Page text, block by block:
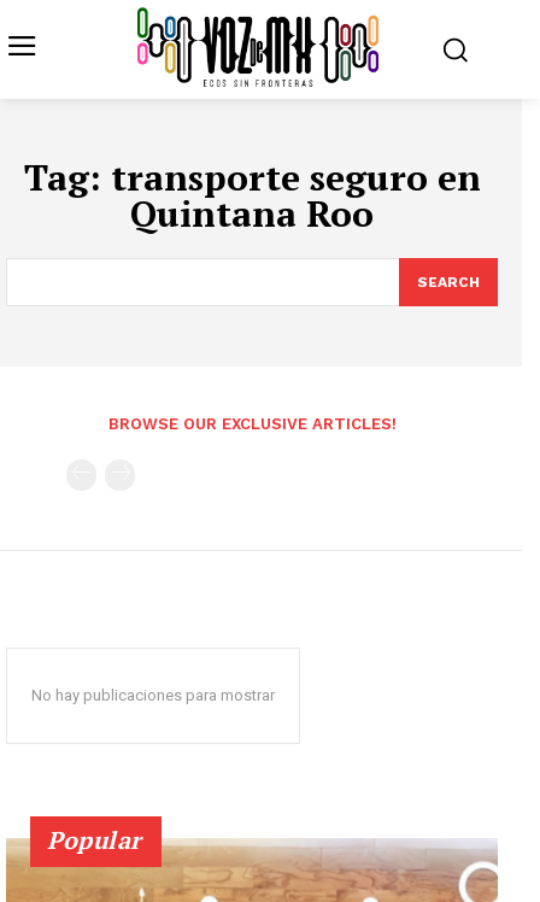
Tag: transporte seguro en
Quintana Roo
SEARCH
BROWSE OUR EXCLUSIVE ARTICLES!
No hay publicaciones para mostrar
Popular